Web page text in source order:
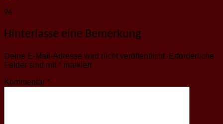
94
Hinterlasse eine Bemerkung
Deine E-Mail-Adresse wird nicht veröffentlicht. Erforderliche
Felder sind mit * markiert
Kommentar *